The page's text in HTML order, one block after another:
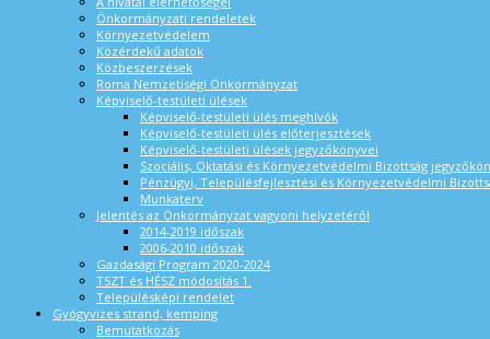
Önkormányzati rendeletek
Környezetvédelem
Közérdekű adatok
Közbeszerzések
Roma Nemzetiségi Önkormányzat
Képviselő-testületi ülések
Képviselő-testületi ülés meghívók
Képviselő-testületi ülés előterjesztések
Képviselő-testületi ülések jegyzőkönyvei
Szociális, Oktatási és Környezetvédelmi Bizottság
Pénzügyi, Településfejlesztési és Környezetvédelmi
Munkaterv
Jelentés az Önkormányzat vagyoni helyzetéről
2014-2019 időszak
2006-2010 időszak
Gazdasági Program 2020-2024
TSZT és HÉSZ módosítás 1.
Településképi rendelet
Gyógyvizes strand, kemping
Bemutatkozás